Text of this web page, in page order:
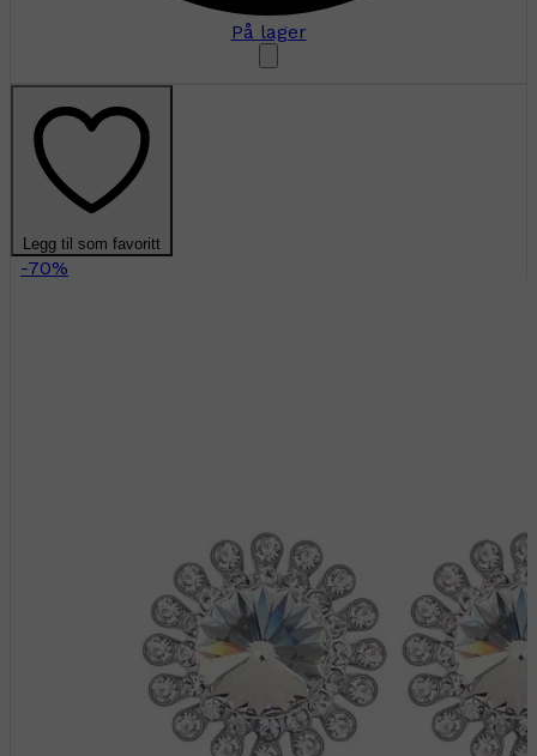
På lager
Legg til som favoritt
-70%